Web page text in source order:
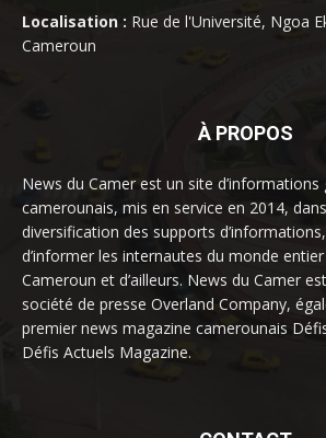
Localisation : Rue de l'Université, Ngoa
Cameroun
À PROPOS
News du Camer est un site d’informations
camerounais, mis en service en 2014,
diversification des supports
d’informer les internautes du monde
Cameroun et d’ailleurs. News du Camer
société de presse Overland Company,
premier news magazine camerounais
Défis Actuels Magazine.